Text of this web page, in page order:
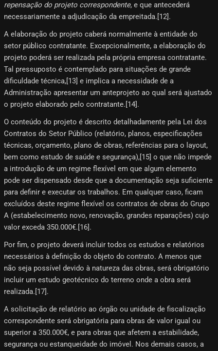
repensação do projeto correspondente, e que antecederá
necessariamente a adjudicação da empreitada.[12]​.
A elaboração do projeto caberá normalmente à entidade do
setor público contratante. Excepcionalmente, a elaboração do
projeto poderá ser realizada pela própria empresa contratante.
Tal pressuposto é contemplado para situações de grande
dificuldade técnica,[13]​ e implica a necessidade de a
Administração apresentar um anteprojeto ao qual será ajustado
o projeto elaborado pelo contratante.[14]​.
O conteúdo do projeto é descrito detalhadamente pela Lei dos
Contratos do Setor Público (relatório, planos, especificações
técnicas, orçamento, plano de obras, referências para o layout,
bem como estudo de saúde e segurança),[15] o que não impede
a introdução de um regime flexível em que algum elemento
pode ser dispensado desde que a documentação seja suficiente
para definir e executar os trabalhos. Em qualquer caso, ficam
excluídos deste regime flexível os contratos de obras do Grupo
A (estabelecimento novo, renovação, grandes reparações) cujo
valor exceda 350.000€.[16]​.
Por fim, o projeto deverá incluir todos os estudos e relatórios
necessários à definição do objeto do contrato. A menos que
não seja possível devido à natureza das obras, será obrigatório
incluir um estudo geotécnico do terreno onde a obra será
realizada.[17]​.
A solicitação de relatório ao órgão ou unidade de fiscalização
correspondente será obrigatória para obras de valor igual ou
superior a 350.000€, e para obras que afetem a estabilidade,
segurança ou estanqueidade do imóvel. Nos demais casos, a